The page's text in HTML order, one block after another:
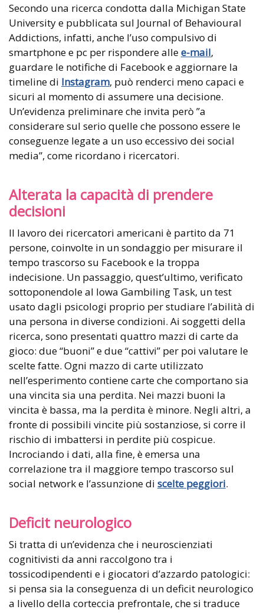
Secondo una ricerca condotta dalla Michigan State
University e pubblicata sul Journal of Behavioural
Addictions, infatti, anche l’uso compulsivo di
smartphone e pc per rispondere allee-mail,
guardare le notifiche di Facebook e aggiornare la
timeline di Instagram, può renderci meno capaci e
sicuri al momento di assumere una decisione.
Un’evidenza preliminare che invita però ”a
considerare sul serio quelle che possono essere le
conseguenze legate a un uso eccessivo dei social
media”, come ricordano i ricercatori.
Alterata la capacità di prendere
decisioni
Il lavoro dei ricercatori americani è partito da 71
persone, coinvolte in un sondaggio per misurare il
tempo trascorso su Facebook e la troppa
indecisione. Un passaggio, quest’ultimo, verificato
sottoponendole al Iowa Gambiling Task, un test
usato dagli psicologi proprio per studiare l’abilità di
una persona in diverse condizioni. Ai soggetti della
ricerca, sono presentati quattro mazzi di carte da
gioco: due “buoni” e due “cattivi” per poi valutare le
scelte fatte. Ogni mazzo di carte utilizzato
nell’esperimento contiene carte che comportano sia
una vincita sia una perdita. Nei mazzi buoni la
vincita è bassa, ma la perdita è minore. Negli altri, a
fronte di possibili vincite più sostanziose, si corre il
rischio di imbattersi in perdite più cospicue.
Incrociando i dati, alla fine, è emersa una
correlazione tra il maggiore tempo trascorso sul
social network e l’assunzione di scelte peggiori.
Deficit neurologico
Si tratta di un’evidenza che i neuroscienziati
cognitivisti da anni raccolgono tra i
tossicodipendenti e i giocatori d’azzardo patologici:
si pensa sia la conseguenza di un deficit neurologico
a livello della corteccia prefrontale, che si traduce